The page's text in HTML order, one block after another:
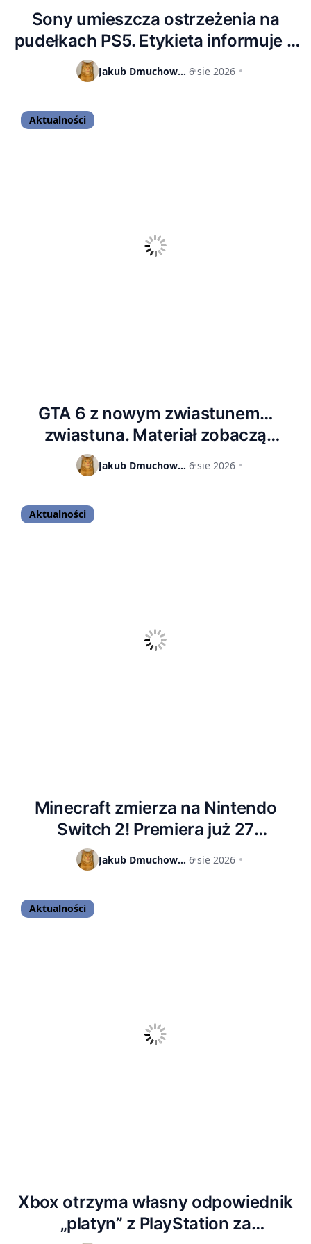
Sony umieszcza ostrzeżenia na
pudełkach PS5. Etykieta informuje o
końcu gier na płytach
Jakub Dmuchowski 6 sie 2026
Aktualności
GTA 6 z nowym zwiastunem…
zwiastuna. Materiał zobaczą
wcześniej abonenci Netfliksa
Jakub Dmuchowski 6 sie 2026
Aktualności
Minecraft zmierza na Nintendo
Switch 2! Premiera już 27
października, możemy liczyć na
ulepszoną oprawę graficzną
Jakub Dmuchowski 6 sie 2026
Aktualności
Xbox otrzyma własny odpowiednik
„platyn” z PlayStation za